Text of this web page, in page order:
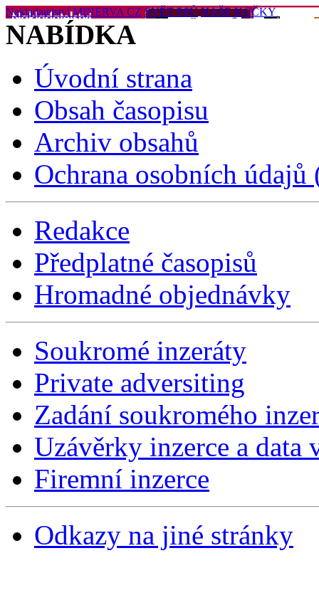
Nakladatelství MINERVA CZ SVĚT PSŮ NAŠE KOČKY
NABÍDKA
Úvodní strana
Obsah časopisu
Archiv obsahů
Ochrana osobních údajů
Redakce
Předplatné časopisů
Hromadné objednávky
Soukromé inzeráty
Private adversiting
Zadání soukromého
Uzávěrky inzerce a data
Firemní inzerce
Odkazy na jiné stránky